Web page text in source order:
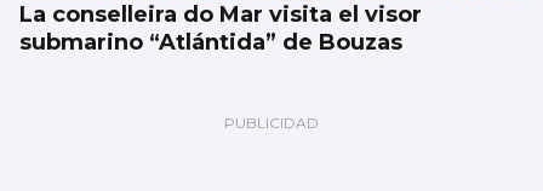
La conselleira do Mar visita el visor
submarino “Atlántida” de Bouzas